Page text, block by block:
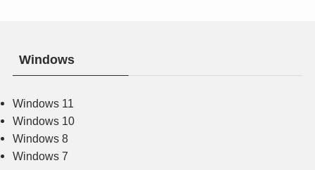
Windows
Windows 11
Windows 10
Windows 8
Windows 7